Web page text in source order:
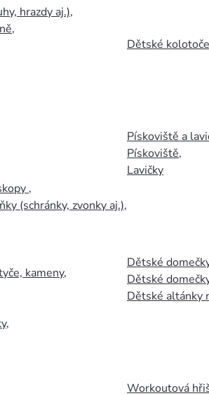
hrazdy aj.),
,
,
(schránky, zvonky aj.),
kameny,
,
Dětské
Pískoviště a
Pískoviště,
Lavičky
Dětské
Dětské
Dětské altánky
Workoutová